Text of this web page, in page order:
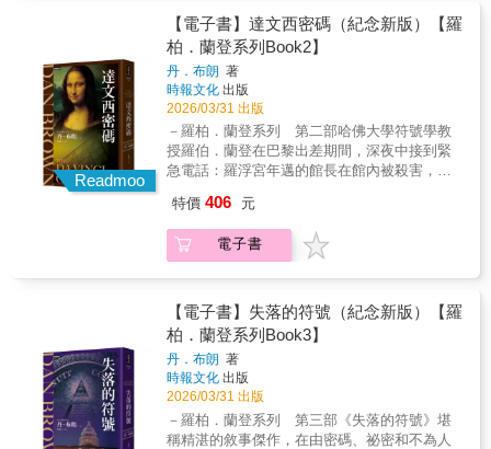
激又充滿心機的驚悚小說，當你以為自己猜到
真相時意外轉折又出現眼前。節奏明快，讀起
來過癮萬分。——《雞皮疙瘩》系列叢書／
R.L.史坦恩迷宮般的情節，峰迴路轉，層層盤
旋，處處令人意外……艾利斯在書中呈現了三
角戀情與接二連三的背叛，在復仇與貪婪之間
編織出一個結構複雜、充滿轉折的精采故事。
每個角色的幽暗過往與當今的執念交織凝聚成
驚心動魄的劇情脈絡。——《佛羅里達太陽哨
兵報》精采萬分……這個講述謀殺與誤導的故
——《芝加哥論壇報》這本小說的精巧、心機
與意外的真情令人折服！……強力推薦。——
《犯罪元素》
不僅是語言專家，更是出色的小說家。她在故
事中穿插歷史與詞源趣聞，讓人目不轉睛。瑪
莎與她的團隊聰明又迷人，在懸疑氣氛之中增
添輕快節奏；而對牛津的細膩描寫，則營造出
鮮明而迷人的場景感—— 讀者將同時獲得知識
與樂趣。」《圖書館期刊》（Library Journal）
「如果你和我一樣，同時熱愛語言與犯罪小
說，那《有罪定義》就是你夢寐以求的一切。
滿文字的古典之美， 對每位語言愛好者來說都
是無上的享受。但它不只是一本向字典致敬的
作品——更是一樁關於失蹤姊妹、無法平息的
冷案、與被困在悲傷中的家庭的謎團。朋友與
同事間的祕密與謊言，在語言的表層下蠢動。
這部小說閃耀著詞源學與推理的雙重寶藏，文
字偵探與懸疑迷都會愛不釋手。」《兇手就在
字裡行間》作家，珍妮絲．赫蕾特（Janice
Hallett）「我懷著極大的愉悅讀完這本書。它
非常出色。這是一部經典偵探小說：有謎題、
有一位失蹤的年輕女子、幾位極具魅力的偵
探，以及一個連桃樂絲・L・塞耶絲都會愛上的
背景設定。主要角色讓人想在現實中與他們相
似獨立的短篇，交織出一個因連環殺手而彼此
牽連的世界，並將敘事重心置於案發前後的痕
跡與影響，使讀者在閱讀過程中逐步感受餘波
的層層擴散。這樣的書寫，使本書成為一部非
典型而流暢的犯罪故事集；而書名《十三號公
路》卻僅收錄十二篇故事，讓兇手始終缺席，
正是作者精心的設計，不僅不再複製大眾對案
件的聚焦方式，也為讀者保留閱讀的想像空
殺人案，有時就像網紅開箱頭等艙、米其林餐
廳、頂級旅館、郵輪、超跑、柏金包。很多觀
眾只是沒有條件這麼做，不是不想做，也不是
完全沒有做。《十三號公路》敏銳捕捉到深藏
的普通人，為故事投下一束光，情節就像鑽石
析出白光中的彩虹。作者如賞鳥般用高倍望遠
鏡觀察身邊人物，那種病態的清醒與敏感，對
性愛的饑渴與恐懼，比孟若還要孟若。就算是
孟若來寫孟若，也無法比這本書更加肉欲，更
加冷酷。」──盧郁佳（作家）「麥克法蘭筆下
有心理層面的精準性與大師級的懸疑感。每則
短篇都建構得充滿藝術性……這部鉅作是關於
的學術殿堂裡，正在編纂辭典的主角如何透過
一點一滴搜集來的辭條「證據」，企圖拼湊出
姊姊當年失蹤的真相。雖然作者因為對字辭歷
史淵源的執著，放慢了一般犯罪小說的節奏，
但逐漸明朗的案情，與正在成形的辭典平行發
展，為彼此增添歷史的深邃與趣味。」吳雅鳳
（臺大外文系教授）「匿名信打響擱置許久的
陳年失蹤案，牛津偵探群在節奏平緩的工作日
常中，齊力拆解莎士比亞文學構成的謎題。充
滿語言知性與狂熱，浸潤於詞彙誕生的語境及
人類情感鏈結和祕聞。」余小芳（推理評論
家）「這本書會讓犯罪小說迷、謎題愛好者、
英倫控與語言愛好者著迷不已……機智絕倫、
憂鬱的完美解藥。」《華盛頓郵報》（The
Washington Post）「如果說有一本書是專為我
和《紐約時報書評》的同事們量身打造的，那
一定是丹特的《有罪定義》。故事發生在《克
萊倫敦英語詞典》那些熱愛詞語、鑽研細節的
文字狂人之間……令人愉悅至極。」《紐約時
報書評》（The New York Times Book
podcast主持人在蜜月假期中接到緊急消息：一
群野外探險者在公路旁的森林躲雨時，發現了
不明遺骸，經警方調查後確認是人骨……一九
九○年代在澳洲東南部公路沿線鎖定年輕旅客下
手的「便車客殺手」保羅‧畢格落網後死於獄
中，他坦承犯下十二起凶案，但還有其他失蹤
案與無名屍可能與他相關，卻遲遲未能獲得證
實。許多傳言說，他手下還有第十三名受害
索挖掘，仍舊一無所獲。這個身分成謎的受害
者是否真正存在？已經招認其餘犯行的凶手，
為何唯獨對此不肯鬆口？在他死後，這樁不解
之謎還能夠等到真相嗎？十二篇短篇連作小說
雖以同一名連環殺手的犯行為核心，卻未將焦
點聚集在行凶、追緝、審判等常見的環節，不
讓殺人魔佔據主角光環，而是由一個個平凡人
物──闖進昔日罪案現場試膽的年輕男女、懷疑
自己男友涉案的女孩、殺手兒時舊居的鄰人、
真實案件改編戲劇的演員、頂著殺人魔姓氏拉
票的議員候選人──拼湊出連環殺人事件從恐慌
沸騰到淡出公眾視野、又重新因為真實罪案熱
潮而蔚為話題的完整過程，細膩捕捉駭人凶案
蘭登與一位令人不寒而慄的對手展開搏鬥，並
破解一個精妙的謎題，將他帶入一個融合了古
典藝術、祕密通道和未來科技的世界。蘭登從
但丁的黑暗史詩中汲取靈感，分秒必爭地尋找
答案，在世界被逆轉之前，辨別出誰才是可以
信任的人……
Readmoo
【電子書】達文西密碼（紀念新版）【羅
柏．蘭登系列Book2】
丹．布朗 著
時報文化 出版
2026/03/31 出版
－羅柏．蘭登系列 第二部哈佛大學符號學教
授羅伯．蘭登在巴黎出差期間，深夜中接到緊
急電話：羅浮宮年邁的館長在館內被殺害，警
登破解了這個謎題後，震驚地發現這個謎題指
向了一系列隱藏在達文西作品中的線索……這
些線索顯而易見，卻又被達文西巧妙地隱藏起
安會成員。錫安會是一個真實存在的祕密社
團，成員包括牛頓爵士、波提切利、雨果和達
文西等人。羅浮宮館長為了守護數百年以來錫
安會最神聖的祕密而獻出了自己的生命，這個
祕密隱藏了極為重要的宗教聖物的下落。蘭登
和納佛在巴黎、倫敦及其他各地，展開了一場
驚心動魄的追逐，並與一位神祕莫測的幕後操
特價 406 元
電子書
【電子書】失落的符號（紀念新版）【羅
柏．蘭登系列Book3】
丹．布朗 著
時報文化 出版
2026/03/31 出版
－羅柏．蘭登系列 第三部《失落的符號》堪
稱精湛的敘事傑作，在由密碼、祕密和不為人